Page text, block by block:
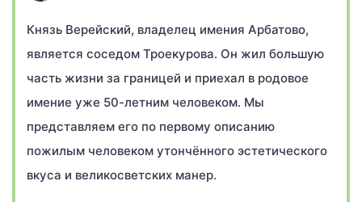
Князь Верейский, владелец имения Арбатово,
является соседом Троекурова. Он жил большую
часть жизни за границей и приехал в родовое
имение уже 50-летним человеком. Мы
представляем его по первому описанию
пожилым человеком утончённого эстетического
вкуса и великосветских манер.